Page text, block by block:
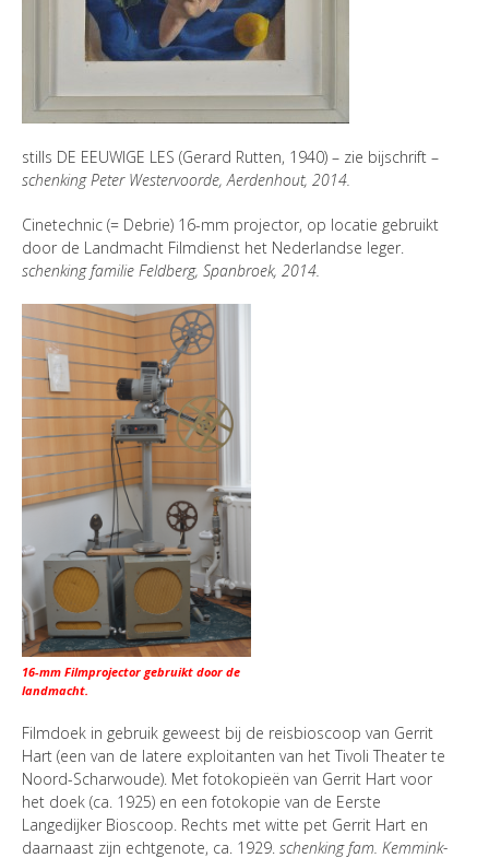
stills DE EEUWIGE LES (Gerard Rutten, 1940) – zie bijschrift –
schenking Peter Westervoorde, Aerdenhout, 2014.
Cinetechnic (= Debrie) 16-mm projector, op locatie gebruikt
door de Landmacht Filmdienst het Nederlandse leger.
schenking familie Feldberg, Spanbroek, 2014.
16-mm Filmprojector gebruikt door de
landmacht.
Filmdoek in gebruik geweest bij de reisbioscoop van Gerrit
Hart (een van de latere exploitanten van het Tivoli Theater te
Noord-Scharwoude). Met fotokopieën van Gerrit Hart voor
het doek (ca. 1925) en een fotokopie van de Eerste
Langedijker Bioscoop. Rechts met witte pet Gerrit Hart en
daarnaast zijn echtgenote, ca. 1929. schenking fam. Kemmink-